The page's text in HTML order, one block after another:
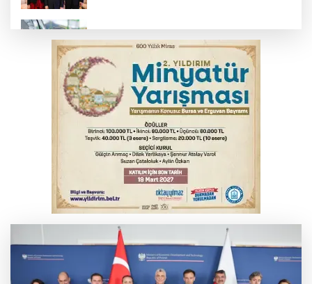
yansıyacak mı?
YENİ Parti Genel Başkanı Özel'den
Çerçeve Yasa yorumu
Serbest piyasada döviz fiyatları
Serbest piyasada altın fiyatları...